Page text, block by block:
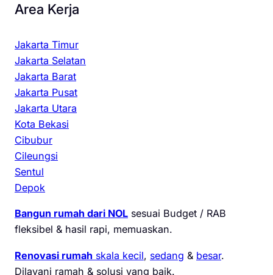
Area Kerja
Jakarta Timur
Jakarta Selatan
Jakarta Barat
Jakarta Pusat
Jakarta Utara
Kota Bekasi
Cibubur
Cileungsi
Sentul
Depok
Bangun rumah dari NOL sesuai Budget / RAB
fleksibel & hasil rapi, memuaskan.
Renovasi rumah skala kecil, sedang & besar.
Dilayani ramah & solusi yang baik.